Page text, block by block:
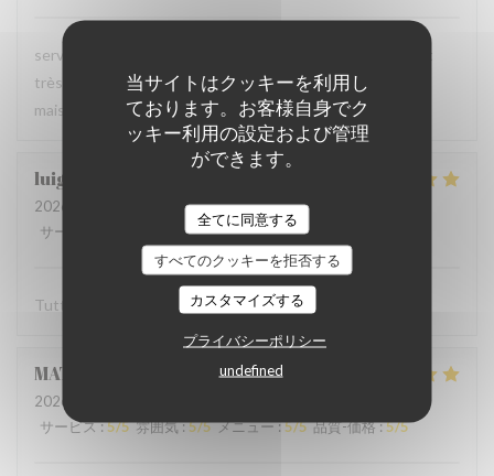
当サイトはクッキーを利用し
ております。お客様自身でク
ッキー利用の設定および管理
ができます。
全てに同意する
すべてのクッキーを拒否する
カスタマイズする
プライバシーポリシー
undefined
serveur très agréable, les plats sont bien servis et surtout
très bons. Mention spéciale pour la mousse au chocolat
maison !
luigi
2026-06-07
- 14:30 - ゲスト 2
サービス
:5/5 メニュー:5/5
Tutto molto buono. Carbonade buonissima
MATHIEU
2026-06-07
サービス:5/5 雰囲気:5/5 メニュー:5/5 品質-価格:5/5